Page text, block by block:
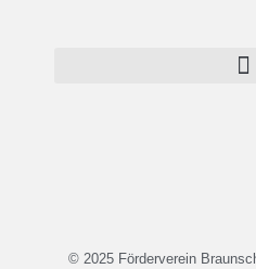
© 2025 Förderverein